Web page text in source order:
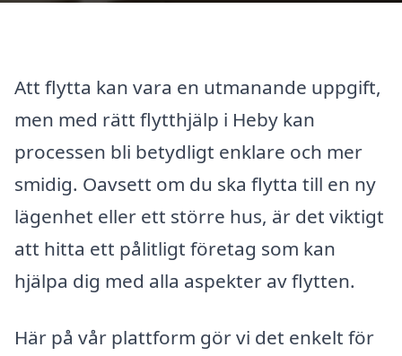
Att flytta kan vara en utmanande uppgift,
men med rätt flytthjälp i Heby kan
processen bli betydligt enklare och mer
smidig. Oavsett om du ska flytta till en ny
lägenhet eller ett större hus, är det viktigt
att hitta ett pålitligt företag som kan
hjälpa dig med alla aspekter av flytten.
Här på vår plattform gör vi det enkelt för